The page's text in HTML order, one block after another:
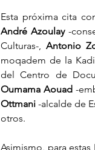
André Azoulay -
Culturas-, Antonio
moqadem de la
Oumama Aouad -
Ottmani -alcalde de
otros.
Asimismo, para estas